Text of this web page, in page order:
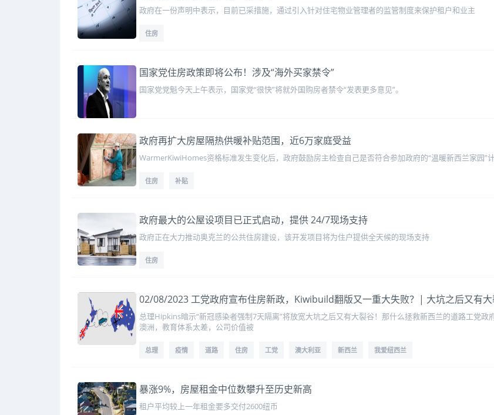
政府在一份声明中表示，目前已采措施，通过引入针对住宅物业管理者的监管制度来保护租户和业主
住房
国家党住房政策即将公布！涉及“海外买家禁令”
国家党党魁今天上午表示，国家党“很快”将就外国购房者禁令“发表更多意见”。
政府再扩大房屋隔热供暖补贴范围，近6万家庭受益
WarmerKiwiHomes资格标准发生变化后，政府鼓励房主检查自己是否符合参加政府的“温暖新西兰家园”
住房 补贴
政府最大的公屋设项目已正式启动，提供 24/7现场支持
政府正在大力推动奥克兰的公共住房建设，该开发项目将为住户提供全天候的现场支持
住房
02/08/2023 工党政府宣布住房新政，Kiwibuild翻版又一重大失败？| 大坑之后又有
总理Hipkins暗示“新冠感染者强制7天隔离”将放宽大坑之后又有大裂谷！那什么拯救新西兰的道路工党
澳洲，教育体系太差，公司价值被
总理 疫情 道路 住房 工党 澳大利亚 新西兰 我爱纽西兰
暴涨9%，房屋租金中位数攀升至历史新高
租户平均较上一年租金要多交付2600纽币